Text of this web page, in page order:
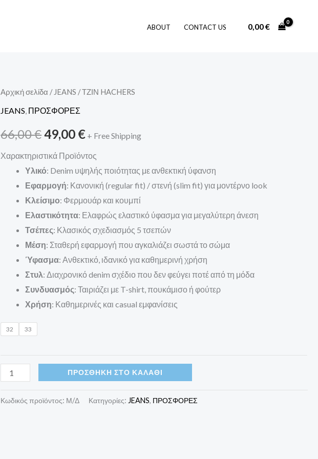
ABOUT CONTACT US 0,00€
Αρχική σελίδα / JEANS / ΤΖΙΝ HACHERS
JEANS ΠΡΟΣΦΟΡΕΣ
66,00€
Original
price
was:
66,00 €.
49,00 €
Η
τιμή
είναι:
49,00 €.
+ Free Shipping
Χαρακτηριστικά Προϊόντος
Υλικό: Denim υψηλής ποιότητας με ανθεκτική ύφανση
Εφαρμογή: Κανονική (regular fit) / στενή (slim fit) για μοντέρνο look
Κλείσιμο: Φερμουάρ και κουμπί
Ελαστικότητα: Ελαφρώς ελαστικό ύφασμα για μεγαλύτερη άνεση
Τσέπες: Κλασικός σχεδιασμός 5 τσεπών
Μέση: Σταθερή εφαρμογή που αγκαλιάζει σωστά το σώμα
Ύφασμα: Ανθεκτικό, ιδανικό για καθημερινή χρήση
Στυλ: Διαχρονικό denim σχέδιο που δεν φεύγει ποτέ από τη μόδα
Συνδυασμός: Ταιριάζει με T-shirt, πουκάμισο ή φούτερ
Χρήση: Καθημερινές και casual εμφανίσεις
32 33
ΤΖΙΝ
HACHERS
ΠΡΟΣΘΉΚΗ ΣΤΟ ΚΑΛΆΘΙ
Κωδικός προϊόντος: Μ/Δ Κατηγορίες: JEANS, ΠΡΟΣΦΟΡΕΣ